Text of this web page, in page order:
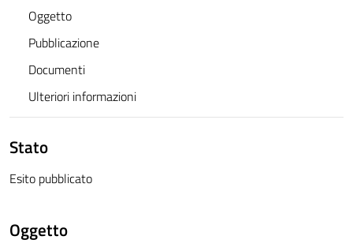
Oggetto
Pubblicazione
Documenti
Ulteriori informazioni
Stato
Esito pubblicato
Oggetto